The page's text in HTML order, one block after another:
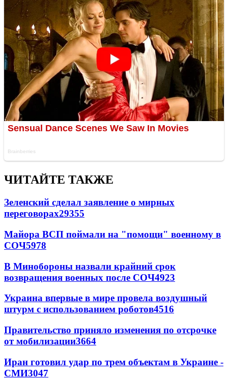
ЧИТАЙТЕ ТАКЖЕ
Зеленский сделал заявление о мирных
переговорах29355
Майора ВСП поймали на "помощи" военному в
СОЧ5978
В Минобороны назвали крайний срок
возвращения военных после СОЧ4923
Украина впервые в мире провела воздушный
штурм с использованием роботов4516
Правительство приняло изменения по отсрочке
от мобилизации3664
Иран готовил удар по трем объектам в Украине -
СМИ3047